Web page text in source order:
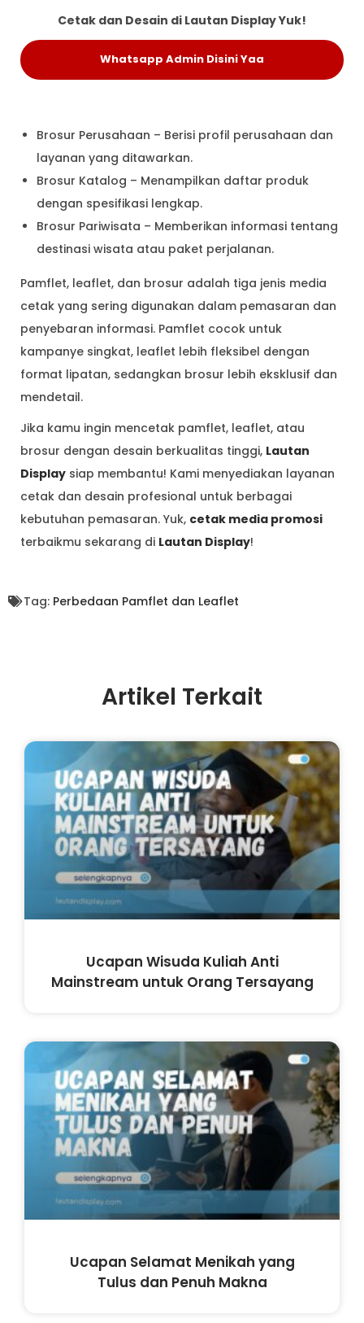
Cetak dan Desain di Lautan Display Yuk!
Whatsapp Admin Disini Yaa
Brosur Perusahaan – Berisi profil perusahaan dan
layanan yang ditawarkan.
Brosur Katalog – Menampilkan daftar produk
dengan spesifikasi lengkap.
Brosur Pariwisata – Memberikan informasi tentang
destinasi wisata atau paket perjalanan.
Pamflet, leaflet, dan brosur adalah tiga jenis media
cetak yang sering digunakan dalam pemasaran dan
penyebaran informasi. Pamflet cocok untuk
kampanye singkat, leaflet lebih fleksibel dengan
format lipatan, sedangkan brosur lebih eksklusif dan
mendetail.
Jika kamu ingin mencetak pamflet, leaflet, atau
brosur dengan desain berkualitas tinggi, Lautan
Display siap membantu! Kami menyediakan layanan
cetak dan desain profesional untuk berbagai
kebutuhan pemasaran. Yuk, cetak media promosi
terbaikmu sekarang di Lautan Display!
Tag: Perbedaan Pamflet dan Leaflet
Artikel Terkait
Ucapan Wisuda Kuliah Anti
Mainstream untuk Orang Tersayang
Ucapan Selamat Menikah yang
Tulus dan Penuh Makna